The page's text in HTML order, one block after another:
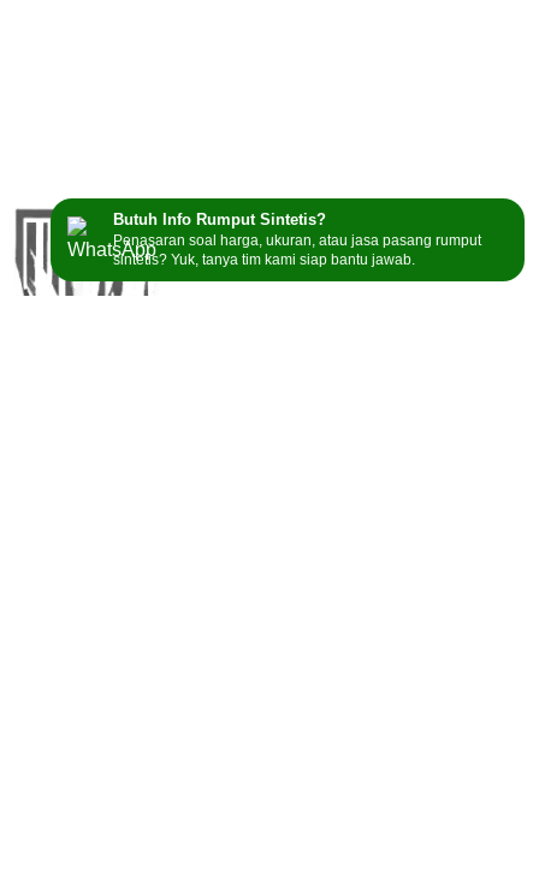
Butuh Info Rumput Sintetis?
Penasaran soal harga, ukuran, atau jasa pasang rumput
sintetis? Yuk, tanya tim kami siap bantu jawab.